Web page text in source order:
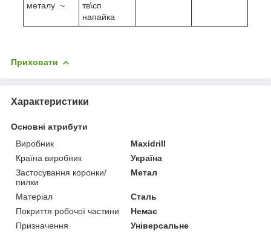
металу ~
тв\сп
напайка
Приховати
Характеристики
Основні атрибути
Виробник
Maxidrill
Країна виробник
Україна
Застосування коронки/
пилки
Метал
Матеріал
Сталь
Покриття робочої частини
Немає
Призначення
Універсальне